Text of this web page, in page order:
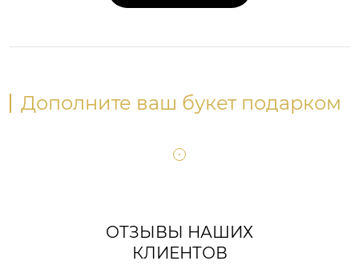
Дополните ваш букет подарком
ОТЗЫВЫ НАШИХ
КЛИЕНТОВ